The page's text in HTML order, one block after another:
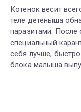
Котенок весит
теле детеныша
паразитами. После
специальный
себя лучше,
блока малыша